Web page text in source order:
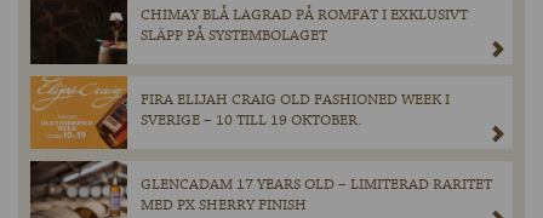
CHIMAY BLÅ LAGRAD PÅ ROMFAT I EXKLUSIVT
SLÄPP PÅ SYSTEMBOLAGET
FIRA ELIJAH CRAIG OLD FASHIONED WEEK I
SVERIGE – 10 TILL 19 OKTOBER.
GLENCADAM 17 YEARS OLD – LIMITERAD RARITET
MED PX SHERRY FINISH